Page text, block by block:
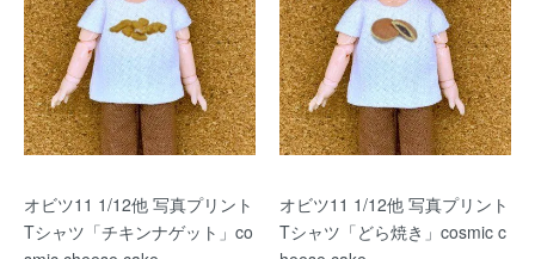
オビツ11 1/12他 写真プリント
Tシャツ「チキンナゲット」co
オビツ11 1/12他 写真プリント
Tシャツ「どら焼き」cosmic c